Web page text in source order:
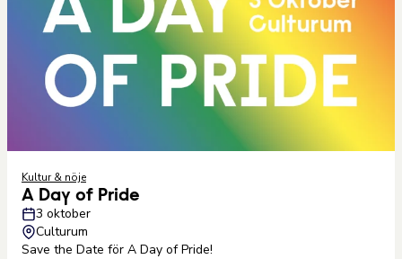
Kultur & nöje
A Day of Pride
3 oktober
Culturum
Save the Date för A Day of Pride!